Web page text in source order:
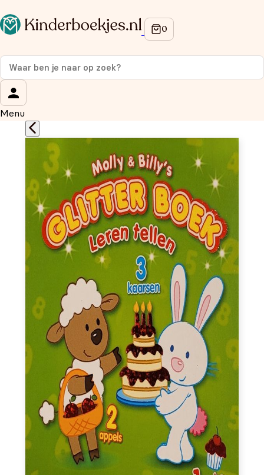
Menu
Op de hoogte blijven van onze acties?
Meld je aan voor onze nieuwsbrief en ontvang
korting
Wat is je voornaam?
Wat is je e-mailadres?*
Aanmelden
We gebruiken je gegevens om contact op te nemen, in
overeenstemming met onsprivacybeleid.